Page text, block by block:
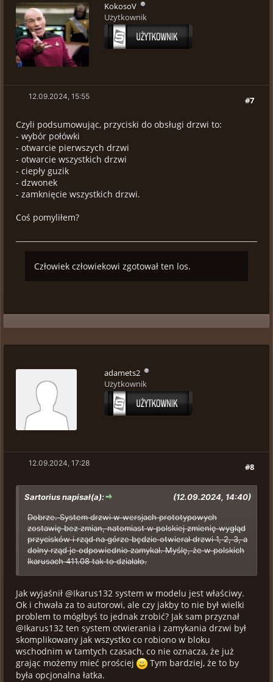
KokosoV
Użytkownik
#7
12.09.2024, 15:55
Czyli podsumowując, przyciski do obsługi drzwi to:
- wybór połówki
- otwarcie pierwszych drzwi
- otwarcie wszystkich drzwi
- ciepły guzik
- dzwonek
- zamknięcie wszystkich drzwi.
Coś pomyliłem?
Człowiek człowiekowi zgotował ten los.
adamets2
Użytkownik
#8
12.09.2024, 17:28
(12.09.2024, 14:40)
Sartorius napisał(a):
Dobrze. System drzwi w wersjach prototypowych
zostawię bez zmian, natomiast w polskiej zmienię wygląd
przycisków i rząd na górze będzie otwierał drzwi 1, 2, 3, a
dolny rząd je odpowiednio zamykał. Myślę, że w polskich
Ikarusach 411.08 tak to działało.
Jak wyjaśnił @Ikarus132 system w modelu jest właściwy.
Ok i chwała za to autorowi, ale czy jakby to nie był wielki
problem to mógłbyś to jednak zrobić? Jak sam przyznał
@Ikarus132 ten system otwierania i zamykania drzwi był
skomplikowany jak wszystko co robiono w bloku
wschodnim w tamtych czasach, co nie oznacza, że już
grając możemy mieć prościej
Tym bardziej, że to by
była opcjonalna łatka.